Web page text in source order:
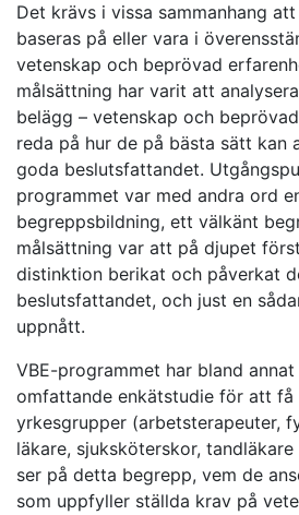
Det krävs i vissa sammanhang
baseras på eller vara i
vetenskap och beprövad
målsättning har varit att
belägg – vetenskap och
reda på hur de på bästa sätt kan
goda beslutsfattandet.
programmet var med andra ord
begreppsbildning, ett välkänt
målsättning var att på djupet
distinktion berikat och påverkat
beslutsfattandet, och just en
uppnått.
VBE-programmet har bland
omfattande enkätstudie för att få
yrkesgrupper (arbetsterapeuter,
läkare, sjuksköterskor,
ser på detta begrepp, vem de
som uppfyller ställda krav på